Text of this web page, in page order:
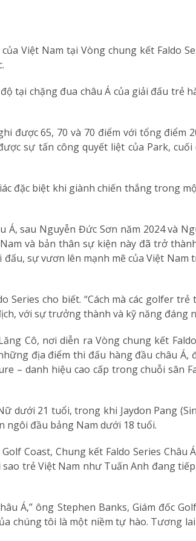
Việt Nam tại Vòng chung kết Faldo
tại chặng đua châu Á của giải đấu trẻ
65, 70 và 70 điểm với tổng điểm
sự tấn công quyết liệt của Park,
đặc biệt khi giành chiến thắng trong
sau Nguyễn Đức Sơn năm 2024 và
và bản thân sự kiện này đã trở
sự vươn lên mạnh mẽ của Việt Nam
Series cho biết. “Cách mà các golfer
với sự trưởng thành và kỹ năng đáng
Cô, nơi diễn ra Vòng chung kết
địa điểm thi đấu hàng đầu châu Á,
– danh hiệu cao cấp trong chuỗi sân
dưới 21 tuổi, trong khi Jaydon Pang
ngôi đầu bảng Nam dưới 18 tuổi.
Coast, Chung kết Faldo Series Châu
trẻ Việt Nam như Tuấn Anh đang
Á,” ông Stephen Banks, Giám đốc
chúng tôi là một niềm tự hào. Tương